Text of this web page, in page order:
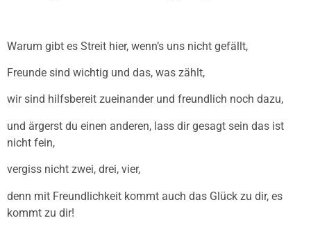
Warum gibt es Streit hier, wenn’s uns nicht gefällt,
Freunde sind wichtig und das, was zählt,
wir sind hilfsbereit zueinander und freundlich noch dazu,
und ärgerst du einen anderen, lass dir gesagt sein das ist
nicht fein,
vergiss nicht zwei, drei, vier,
denn mit Freundlichkeit kommt auch das Glück zu dir, es
kommt zu dir!